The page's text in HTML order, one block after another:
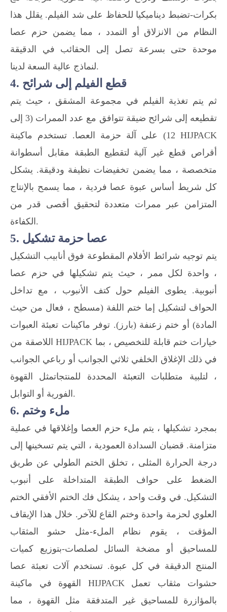
بكرات-تضبط ديناميكيا للحفاظ على شد الفيلم. يقلل هذا
النظام من الانزلاق أو التمدد ، مما يضمن حزم عصا
موحدة حتى بسرعة تصل إلى الحقائب في الدقيقة
لنماذج عالية السعة لدينا.
4. قطع الفيلم إلى شرائح
ثم يتم تغذية الفيلم في مجموعة المشقق ، حيث يتم
تقطيعه إلى شرائح ضيقة تتوافق مع عدد الممرات (3 إلى
12) على آلة حزمة العصا. تستخدم ماكينة HIJPACK
أقراص قطع غير آلية لتقطيع الطبقة مقابل أسطوانة
متخصصة ، مما يضمن تخفيضات نظيفة ودقيقة. يشكل
كل شريط أساس عبوة عصا فردية ، مما يسمح بالإنتاج
المتزامن عبر ممرات متعددة لتحقيق أقصى قدر من
الكفاءة.
5. عصا حزمة تشكيل
يتم توجيه شرائط الأفلام المقطوعة فوق أنابيب التشكيل
، واحدة لكل ممر ، حيث يتم تشكيلها في حزم عصا
أنبوبية. يطوى الفيلم حول كتف الأنبوب ، مع تداخل
الحواف لتشكيل إما ختم اللفة (مسطح ، فعال من حيث
المادة) أو ختم زعنفة (بارز). توفر ماكينات تعبئة العبوات
اللاصقة من HIJPACK خيارات ختم قابلة للتخصيص ، بما
في ذلك الإغلاق الخلفي ثلاثي الجوانب أو رباعي الجوانب
، لتلبية متطلبات التعبئة المحددة للمنتجاتمثل القهوة
الفورية أو التوابل.
6. ملء وختم
بمجرد تشكيلها ، يتم ملء حزم العصا وإغلاقها في عملية
متزامنة. قضبان السدادة العمودية ، التي يتم تسخينها إلى
درجة الحرارة المثلى ، تخلق الختم الطولي عن طريق
الضغط على حواف الطبقة المتداخلة على أنبوب
التشكيل. في وقت واحد ، يشكل فك الختم الأفقي الختم
العلوي لحزمة واحدة وختم القاع للآخر. خلال هذا الإيقاف
المؤقت ، يقوم نظام الملء-مثل حشو المثقاب
للمساحيق أو مضخة السائل لصلصات-بتوزيع كميات
المنتج الدقيقة في كل عبوة. تستخدم آلات تعبئة عصا
القهوة في ماكينة HIJPACK حشوات مثقاب تعمل
بالمؤازرة للمساحيق غير المتدفقة مثل القهوة ، مما